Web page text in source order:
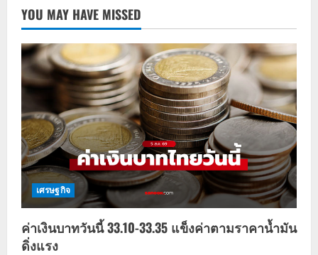
YOU MAY HAVE MISSED
เศรษฐกิจ
ค่าเงินบาทวันนี้ 33.10-33.35 แข็งค่าตามราคาน้ำมัน
ดิ่งแรง